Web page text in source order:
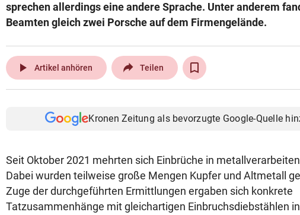
sprechen allerdings eine andere Sprache. Unter anderem
Beamten gleich zwei Porsche auf dem Firmengelände.
play_arrow Artikel anhören Teilen
Kronen Zeitung als bevorzugte Google-Quelle
Seit Oktober 2021 mehrten sich Einbrüche in
Dabei wurden teilweise große Mengen Kupfer und Altmetall
Zuge der durchgeführten Ermittlungen ergaben sich konkrete
Tatzusammenhänge mit gleichartigen Einbruchsdiebstählen